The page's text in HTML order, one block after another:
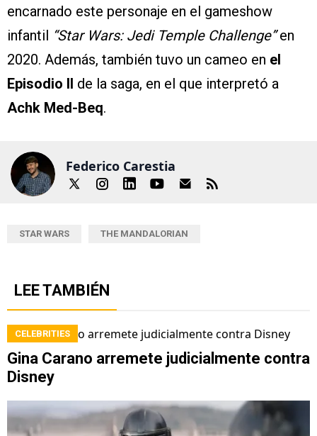
encarnado este personaje en el gameshow
infantil “Star Wars: Jedi Temple Challenge”en
2020. Además, también tuvo un cameo en el
Episodio II de la saga, en el que interpretó a
Achk Med-Beq.
Federico Carestia
STAR WARS THE MANDALORIAN
LEE TAMBIÉN
CELEBRITIES
Gina Carano arremete judicialmente contra
Disney